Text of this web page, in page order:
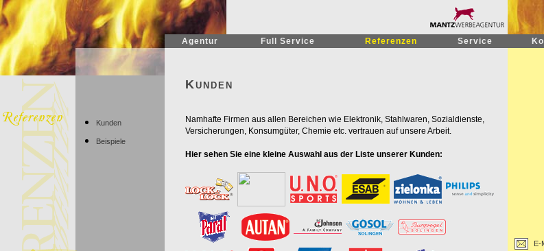
Agentur Full Service Referenzen Service
Kunden
Beispiele
Kunden
Namhafte Firmen aus allen Bereichen wie Elektronik, Stahlwaren, Sozialdienste,
Versicherungen, Konsumgüter, Chemie etc. vertrauen auf unsere Arbeit.
Hier sehen Sie eine kleine Auswahl aus der Liste unserer Kunden:
E-